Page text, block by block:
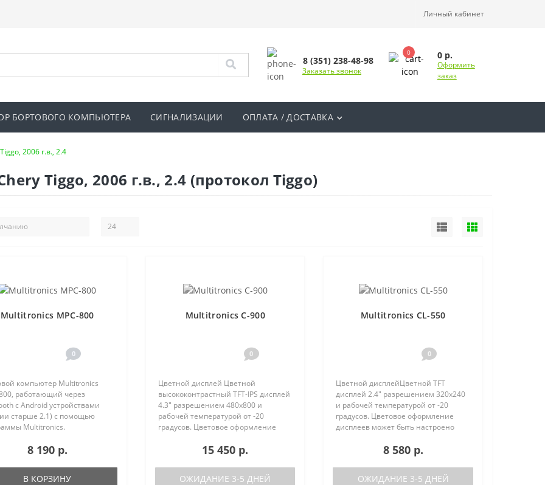
Личный кабинет
8 (351) 238-48-98
Заказать звонок
0 0 р.
Оформить
заказ
БОРТОВОГО КОМПЬЮТЕРА СИГНАЛИЗАЦИИ ОПЛАТА / ДОСТАВКА
2006 г.в., 2.4
Tiggo, 2006 г.в., 2.4 (протокол Tiggo)
Multitronics MPC-800
0
компьютер Multitronics
работающий через
с Android устройствами
старше 2.1) с помощью
Multitronics.
с диагностическими
Автономная работа..
8 190 р.
В КОРЗИНУ
Multitronics C-900
0
Цветной дисплей Цветной
высококонтрастный TFT-IPS дисплей
4.3" разрешением 480х800 и
рабочей температурой от -20
градусов. Цветовое оформление
пользователем индивидуально (по
предустановленные ц..
15 450 р.
ОЖИДАНИЕ 3-5 ДНЕЙ
Multitronics CL-550
0
Цветной дисплейЦветной TFT
дисплей 2.4" разрешением 320х240
и рабочей температурой от -20
градусов. Цветовое оформление
дисплеев может быть настроено
RGB каналам). Четыре
предустановленные цветовые
схемы с быстрым пер..
8 580 р.
ОЖИДАНИЕ 3-5 ДНЕЙ